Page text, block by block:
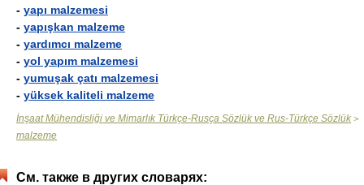
- yapı malzemesi
- yapışkan malzeme
- yardımcı malzeme
- yol yapım malzemesi
- yumuşak çatı malzemesi
- yüksek kaliteli malzeme
İnşaat Mühendisliği ve Mimarlık Türkçe-Rusça Sözlük ve Rus-Türkçe Sözlük >
malzeme
См. также в других словарях: